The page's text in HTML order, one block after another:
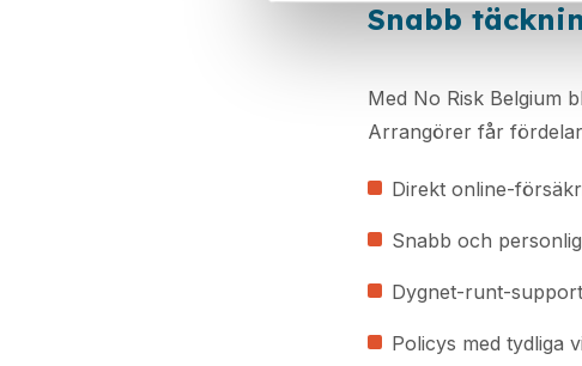
Snabb
Med No Risk Belgium
Arrangörer får
Direkt online-
Snabb och
Dygnet-runt-
Policys med tydliga